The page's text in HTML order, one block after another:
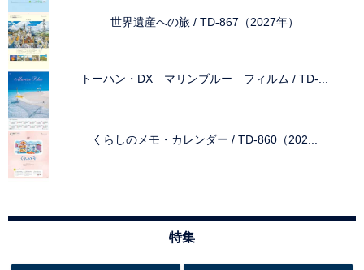
世界遺産への旅 / TD-867（2027年）
トーハン・DX マリンブルー フィルム / TD-...
くらしのメモ・カレンダー / TD-860（202...
特集